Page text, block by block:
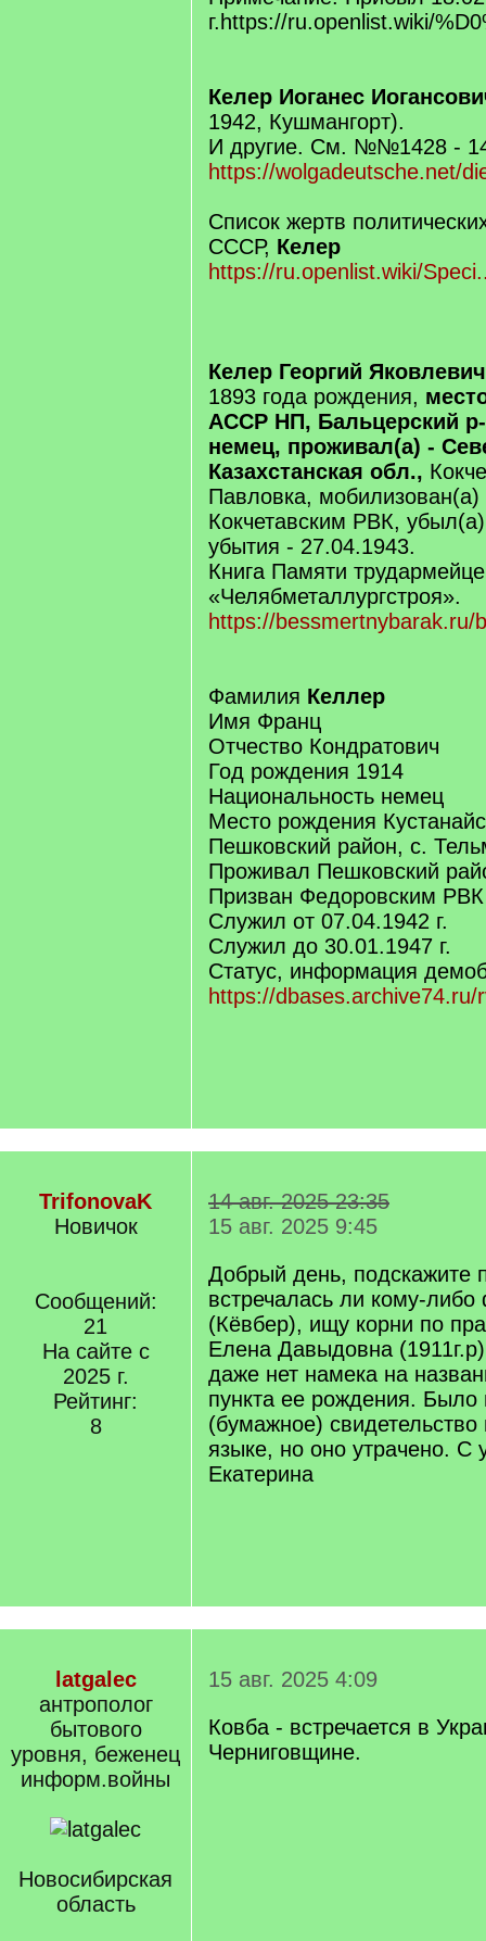
г.https://ru.openlist.wiki/
Келер Иоганес
1942, Кушмангорт).
И другие. См. №№1428 -
https://wolgadeutsche.net/
Список жертв
СССР, Келер
https://ru.openlist.wiki/
Келер Георгий Яковлевич
1893 года рождения,
АССР НП, Бальцерский
немец, проживал(а) -
Казахстанская обл.,
Павловка,
Кокчетавским РВК,
убытия - 27.04.1943.
Книга Памяти
«Челябметаллургстроя».
https://bessmertnybarak.ru/
Фамилия Келлер
Имя Франц
Отчество Кондратович
Год рождения 1914
Национальность немец
Место рождения
Пешковский район, с.
Проживал Пешковский
Призван Федоровским РВК
Служил от 07.04.1942 г.
Служил до 30.01.1947 г.
Статус, информация
https://dbases.archive74.ru/
TrifonovaK
Новичок
Сообщений:
21
На сайте с
2025 г.
Рейтинг:
8
14 авг. 2025 23:35
15 авг. 2025 9:45
Добрый день, подскажите
встречалась ли кому-
(Кёвбер), ищу корни по
Елена Давыдовна
даже нет намека на
пункта ее рождения. Было
(бумажное)
языке, но оно утрачено. С
Екатерина
latgalec
антрополог
бытового
уровня, беженец
информ.войны
Новосибирская
область
15 авг. 2025 4:09
Ковба - встречается в
Черниговщине.